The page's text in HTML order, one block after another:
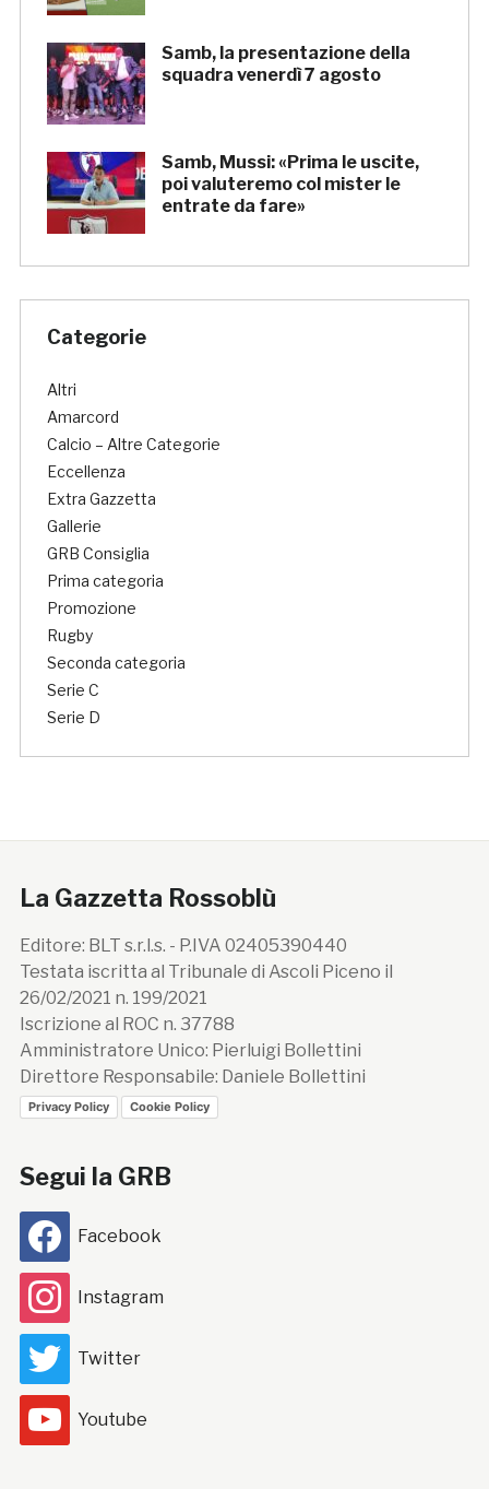
Samb, la presentazione della
squadra venerdì 7 agosto
Samb, Mussi: «Prima le uscite,
poi valuteremo col mister le
entrate da fare»
Categorie
Altri
Amarcord
Calcio – Altre Categorie
Eccellenza
Extra Gazzetta
Gallerie
GRB Consiglia
Prima categoria
Promozione
Rugby
Seconda categoria
Serie C
Serie D
La Gazzetta Rossoblù
Editore: BLT s.r.l.s. - P.IVA 02405390440
Testata iscritta al Tribunale di Ascoli Piceno il
26/02/2021 n. 199/2021
Iscrizione al ROC n. 37788
Amministratore Unico: Pierluigi Bollettini
Direttore Responsabile: Daniele Bollettini
Privacy Policy Cookie Policy
Segui la GRB
Facebook
Instagram
Twitter
Youtube